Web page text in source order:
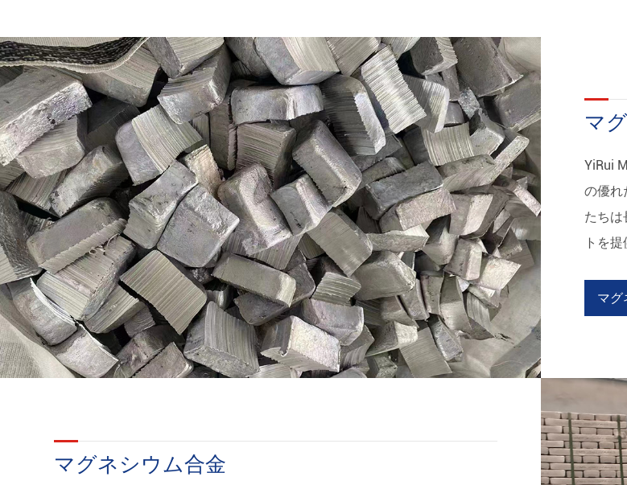
マグネシウムインゴット
マグネシウムの回転
マグネシウムスラグ
マグネシウム丸棒
マグネシウムの金属ブロック
マ
YiRui
の優れ
たちは
トを
マグ
マグネシウム合金